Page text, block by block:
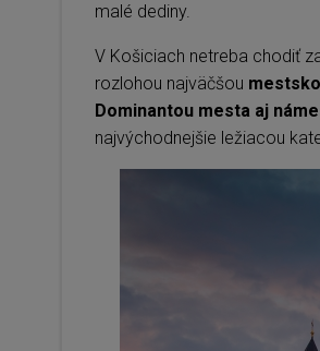
malé dediny.
V Košiciach netreba chodiť
rozlohou najväčšou
Dominantou mesta aj
najvýchodnejšie ležiacou